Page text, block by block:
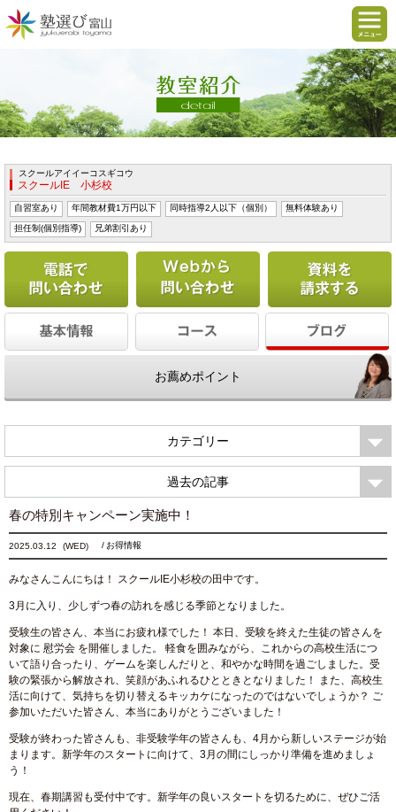
スクールアイイーコスギコウ
スクールIE 小杉校
自習室あり 年間教材費1万円以下 同時指導2人以下（個別） 無料体験あり
担任制(個別指導) 兄弟割引あり
電話で問い合わせる Webから問い合わせ
お薦めポイント
カテゴリー
過去の記事
春の特別キャンペーン実施中！
2025.03.12 (WED) お得情報
みなさんこんにちは！ スクールIE小杉校の田中です。
3月に入り、少しずつ春の訪れを感じる季節となりました。
受験生の皆さん、本当にお疲れ様でした！ 本日、受験を終えた生徒の皆さんを
対象に 慰労会 を開催しました。 軽食を囲みながら、これからの高校生活につ
いて語り合ったり、ゲームを楽しんだりと、和やかな時間を過ごしました。受
験の緊張から解放され、笑顔があふれるひとときとなりました！ また、高校生
活に向けて、気持ちを切り替えるキッカケになったのではないでしょうか？ ご
参加いただいた皆さん、本当にありがとうございました！
受験が終わった皆さんも、非受験学年の皆さんも、4月から新しいステージが始
まります。新学年のスタートに向けて、3月の間にしっかり準備を進めましょ
う！
現在、春期講習も受付中です。新学年の良いスタートを切るために、ぜひご活